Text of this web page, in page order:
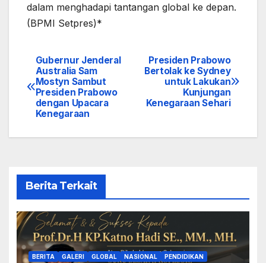
dalam menghadapi tantangan global ke depan.
(BPMI Setpres)*
Navigasi
pos
Presiden Prabowo
Bertolak ke Sydney
untuk Lakukan
Kunjungan
Kenegaraan Sehari
Gubernur Jenderal
Australia Sam
Mostyn Sambut
Presiden Prabowo
dengan Upacara
Kenegaraan
Berita Terkait
BERITA GALERI GLOBAL NASIONAL PENDIDIKAN